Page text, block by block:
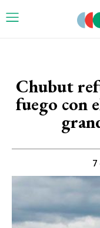
Chubut
fuego con
7